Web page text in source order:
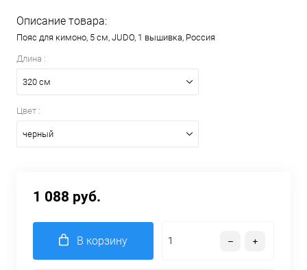
Описание товара:
Пояс для кимоно, 5 см, JUDO, 1 вышивка, Россия
Длина :
320 см
Цвет :
черный
1 088 руб.
В корзину